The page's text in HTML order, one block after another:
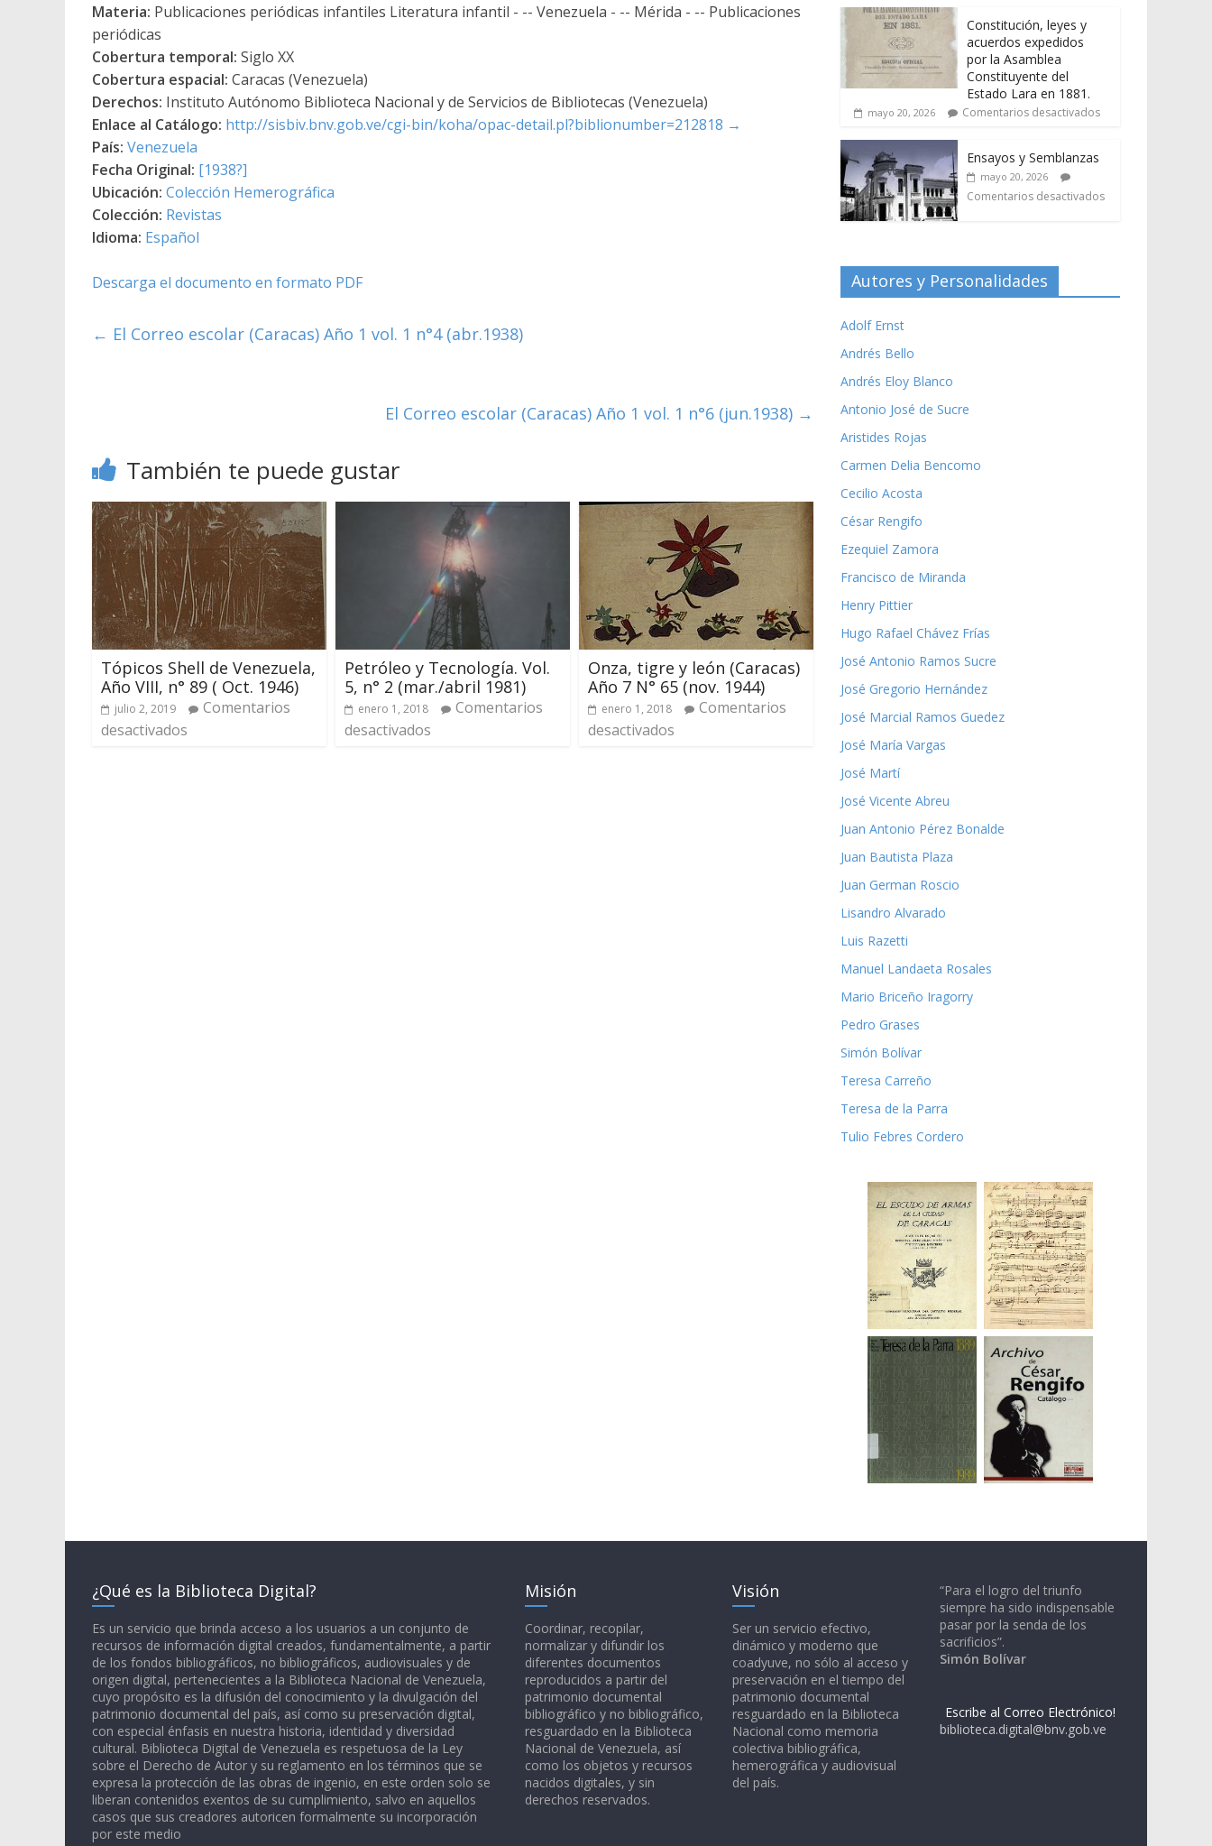
Materia: Publicaciones periódicas infantiles Literatura infantil - -- Venezuela - -- Mérida - -- Publicaciones
periódicas
Cobertura temporal: Siglo XX
Cobertura espacial: Caracas (Venezuela)
Derechos: Instituto Autónomo Biblioteca Nacional y de Servicios de Bibliotecas (Venezuela)
Enlace al Catálogo: http://sisbiv.bnv.gob.ve/cgi-bin/koha/opac-detail.pl?biblionumber=212818 →
País: Venezuela
Fecha Original: [1938?]
Ubicación: Colección Hemerográfica
Colección: Revistas
Idioma: Español
Descarga el documento en formato PDF
← El Correo escolar (Caracas) Año 1 vol. 1 n°4 (abr.1938)
El Correo escolar (Caracas) Año 1 vol. 1 n°6 (jun.1938) →
También te puede gustar
Tópicos Shell de Venezuela,
Año VIII, n° 89 ( Oct. 1946)
julio 2, 2019
Comentarios
desactivados
Petróleo y Tecnología. Vol.
5, n° 2 (mar./abril 1981)
enero 1, 2018
Comentarios
desactivados
Onza, tigre y león (Caracas)
Año 7 N° 65 (nov. 1944)
enero 1, 2018
Comentarios
desactivados
Constitución, leyes y
acuerdos expedidos
por la Asamblea
Constituyente del
Estado Lara en 1881.
mayo 20, 2026 Comentarios desactivados
Ensayos y Semblanzas
mayo 20, 2026
Comentarios desactivados
Autores y Personalidades
Adolf Ernst
Andrés Bello
Andrés Eloy Blanco
Antonio José de Sucre
Aristides Rojas
Carmen Delia Bencomo
Cecilio Acosta
César Rengifo
Ezequiel Zamora
Francisco de Miranda
Henry Pittier
Hugo Rafael Chávez Frías
José Antonio Ramos Sucre
José Gregorio Hernández
José Marcial Ramos Guedez
José María Vargas
José Martí
José Vicente Abreu
Juan Antonio Pérez Bonalde
Juan Bautista Plaza
Juan German Roscio
Lisandro Alvarado
Luis Razetti
Manuel Landaeta Rosales
Mario Briceño Iragorry
Pedro Grases
Simón Bolívar
Teresa Carreño
Teresa de la Parra
Tulio Febres Cordero
¿Qué es la Biblioteca Digital?
Es un servicio que brinda acceso a los usuarios a un conjunto de
recursos de información digital creados, fundamentalmente, a partir
de los fondos bibliográficos, no bibliográficos, audiovisuales y de
origen digital, pertenecientes a la Biblioteca Nacional de Venezuela,
cuyo propósito es la difusión del conocimiento y la divulgación del
patrimonio documental del país, así como su preservación digital,
con especial énfasis en nuestra historia, identidad y diversidad
cultural. Biblioteca Digital de Venezuela es respetuosa de la Ley
sobre el Derecho de Autor y su reglamento en los términos que se
expresa la protección de las obras de ingenio, en este orden solo se
liberan contenidos exentos de su cumplimiento, salvo en aquellos
casos que sus creadores autoricen formalmente su incorporación
por este medio
Misión
Coordinar, recopilar,
normalizar y difundir los
diferentes documentos
reproducidos a partir del
patrimonio documental
bibliográfico y no bibliográfico,
resguardado en la Biblioteca
Nacional de Venezuela, así
como los objetos y recursos
nacidos digitales, y sin
derechos reservados.
Visión
Ser un servicio efectivo,
dinámico y moderno que
coadyuve, no sólo al acceso y
preservación en el tiempo del
patrimonio documental
resguardado en la Biblioteca
Nacional como memoria
colectiva bibliográfica,
hemerográfica y audiovisual
del país.
“Para el logro del triunfo
siempre ha sido indispensable
pasar por la senda de los
sacrificios”.
Simón Bolívar
Escribe al Correo Electrónico!
biblioteca.digital@bnv.gob.ve